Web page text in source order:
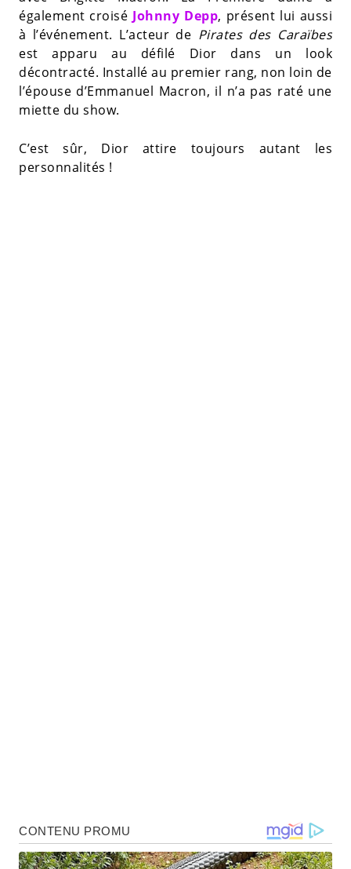
également croisé Johnny Depp, présent lui aussi
à l’événement. L’acteur de Pirates des Caraïbes
est apparu au défilé Dior dans un look
décontracté. Installé au premier rang, non loin de
l’épouse d’Emmanuel Macron, il n’a pas raté une
miette du show.
C’est sûr, Dior attire toujours autant les
personnalités !